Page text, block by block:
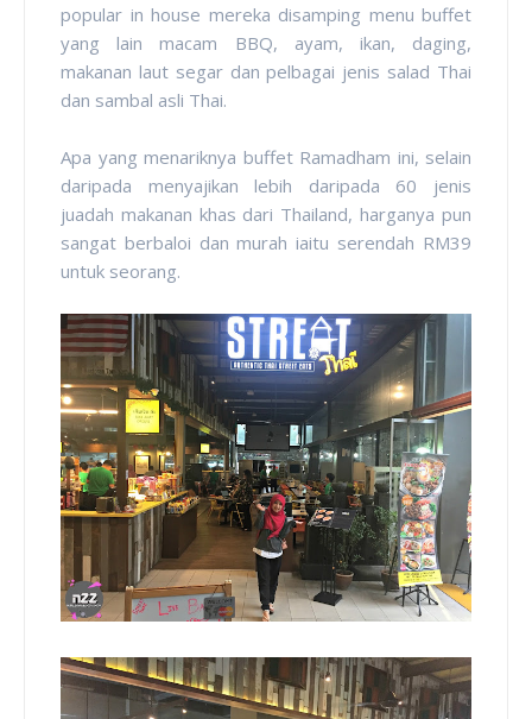
popular in house mereka disamping menu buffet
yang lain macam BBQ, ayam, ikan, daging,
makanan laut segar dan pelbagai jenis salad Thai
dan sambal asli Thai.
Apa yang menariknya buffet Ramadham ini, selain
daripada menyajikan lebih daripada 60 jenis
juadah makanan khas dari Thailand, harganya pun
sangat berbaloi dan murah iaitu serendah RM39
untuk seorang.